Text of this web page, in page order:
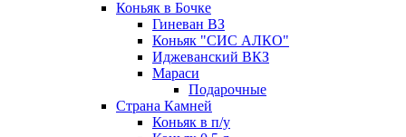
Коньяк в Бочке
Гиневан ВЗ
Коньяк "СИС АЛКО"
Иджеванский ВКЗ
Мараси
Подарочные
Страна Камней
Коньяк в п/у